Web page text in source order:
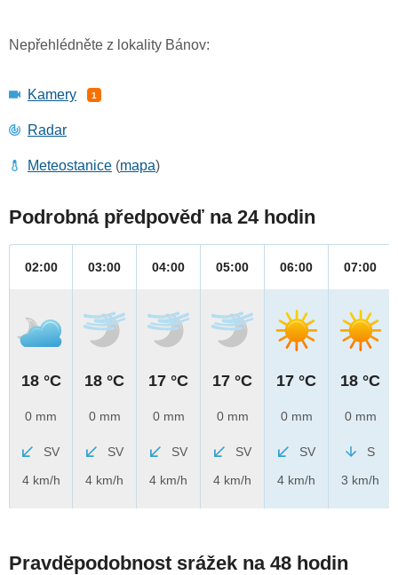
Nepřehlédněte z lokality Bánov:
Kamery 1
Radar
Meteostanice (mapa)
Podrobná předpověď na 24 hodin
02:00
18 °C
0 mm
SV
4 km/h
03:00
18 °C
0 mm
SV
4 km/h
04:00
17 °C
0 mm
SV
4 km/h
05:00
17 °C
0 mm
SV
4 km/h
06:00
17 °C
0 mm
SV
4 km/h
07:00
18 °C
0 mm
S
3 km/h
Pravděpodobnost srážek na 48 hodin